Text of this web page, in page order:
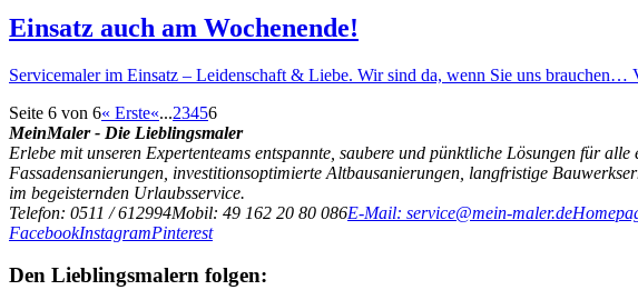
Einsatz auch am Wochenende!
Servicemaler im Einsatz – Leidenschaft & Liebe. Wir sind da, wenn Sie uns
Seite 6 von 6« Erste«...23456
MeinMaler - Die Lieblingsmaler
Erlebe mit unseren Expertenteams entspannte, saubere und pünktliche Lösungen für
Fassadensanierungen, investitionsoptimierte Altbausanierungen, langfristige
im begeisternden Urlaubsservice.
Telefon: 0511 / 612994Mobil: 49 162 20 80 086E-Mail: service@mein-maler.de
FacebookInstagramPinterest
Den Lieblingsmalern folgen: